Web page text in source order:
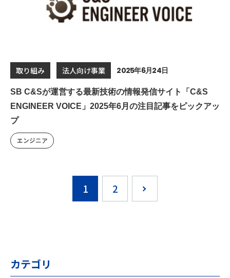
取り組み 法人向け事業 2025年6月24日
SB C&Sが運営する最新技術の情報発信サイト「C&S
ENGINEER VOICE」2025年6月の注目記事をピックアッ
プ
エンジニア
1 2
カテゴリ